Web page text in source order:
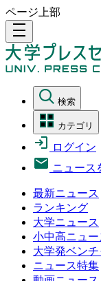
ページ上部
density_medium
検索
カテゴリ
ログイン
ニュース
最新ニュース
ランキング
大学ニュース
小中高ニュー
大学発ベンチ
ニュース特集